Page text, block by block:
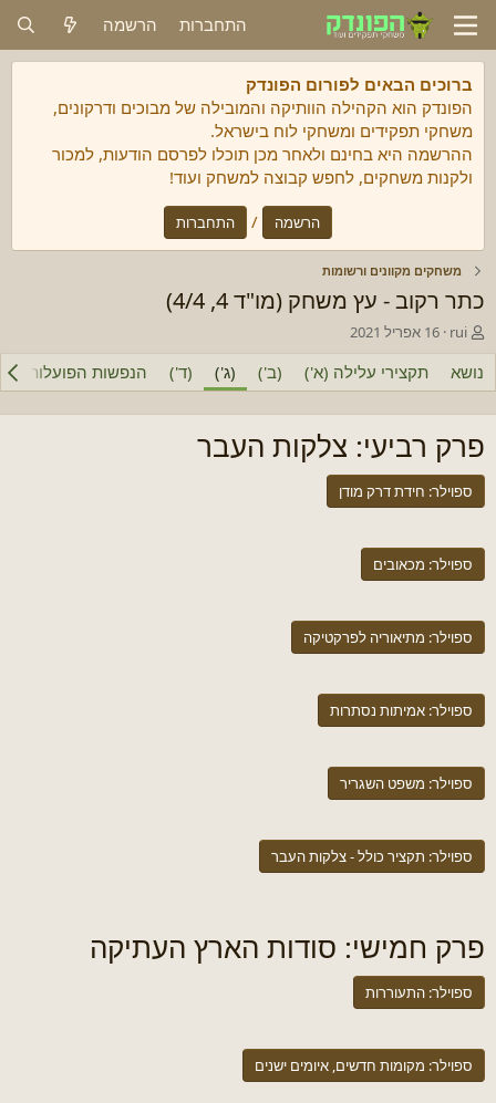
התחברות הרשמה
ברוכים הבאים לפורום הפונדק
הפונדק הוא הקהילה הוותיקה והמובילה של מבוכים ודרקונים,
משחקי תפקידים ומשחקי לוח בישראל.
ההרשמה היא בחינם ולאחר מכן תוכלו לפרסם הודעות, למכור
ולקנות משחקים, לחפש קבוצה למשחק ועוד!
הרשמה / התחברות
משחקים מקוונים ורשומות
כתר רקוב - עץ משחק (מו"ד 4, 4/4)
מ
ח
ב
ר
/
ה
נ
ו
ש
rui ת
א
י
ך
ת
ח
ל
ה
16 אפריל 2021
נושא תקצירי עלילה (א') (ב') (ג') (ד') הנפשות הפועלות (א')
פרק רביעי: צלקות העבר
ספוילר: חידת דרק מודן
ספוילר: מכאובים
ספוילר: מתיאוריה לפרקטיקה
ספוילר: אמיתות נסתרות
ספוילר: משפט השגריר
ספוילר: תקציר כולל - צלקות העבר
פרק חמישי: סודות הארץ העתיקה
ספוילר: התעוררות
ספוילר: מקומות חדשים, איומים ישנים